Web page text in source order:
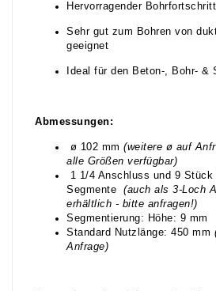
Hervorragender
Sehr gut zum Bohren von
geeignet
Ideal für den Beton-, Bohr- &
Abmessungen:
ø 102 mm (weitere ø auf
alle Größen verfügbar)
1 1/4 Anschluss und 9 Stück
Segmente
(auch als 3-Loch
erhältlich - bitte anfragen!)
Segmentierung: Höhe: 9 mm
Standard Nutzlänge: 450 mm
Anfrage)